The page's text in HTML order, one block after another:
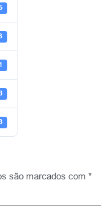
1
são marcados com *